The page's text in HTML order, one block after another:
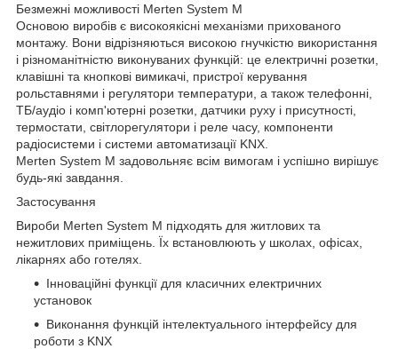
Безмежні можливості Merten System M
Основою виробів є високоякісні механізми прихованого
монтажу. Вони відрізняються високою гнучкістю використання
і різноманітністю виконуваних функцій: це електричні розетки,
клавішні та кнопкові вимикачі, пристрої керування
рольставнями і регулятори температури, а також телефонні,
ТБ/аудіо і комп'ютерні розетки, датчики руху і присутності,
термостати, світлорегулятори і реле часу, компоненти
радіосистеми і системи автоматизації KNX.
Merten System M задовольняє всім вимогам і успішно вирішує
будь-які завдання.
Застосування
Вироби Merten System M підходять для житлових та
нежитлових приміщень. Їх встановлюють у школах, офісах,
лікарнях або готелях.
Інноваційні функції для класичних електричних
установок
Виконання функцій інтелектуального інтерфейсу для
роботи з KNX